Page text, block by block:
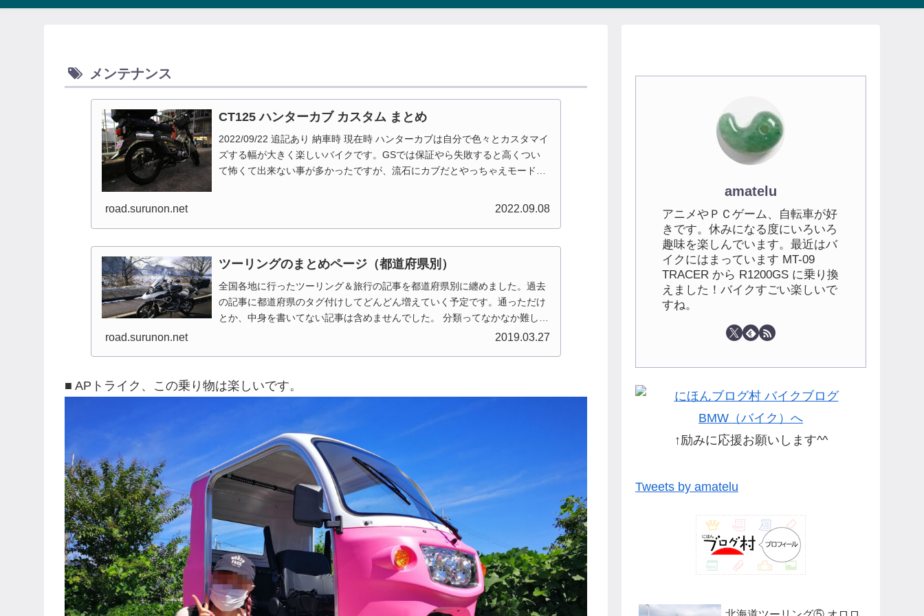
メンテナンス
CT125 ハンターカブ カスタム まとめ
2022/09/22 追記あり 納車時 現在時 ハンターカブは自分で色々とカスタマイ
ズする幅が大きく楽しいバイクです。GSでは保証やら失敗すると高くつい
て怖くて出来ない事が多かったですが、流石にカブだとやっちゃえモードに
road.surunon.net 2022.09.08
ツーリングのまとめページ（都道府県別）
全国各地に行ったツーリング＆旅行の記事を都道府県別に纏めました。過去
の記事に都道府県のタグ付けしてどんどん増えていく予定です。通っただけ
とか、中身を書いてない記事は含めませんでした。 分類ってなかなか難しい
road.surunon.net 2019.03.27
■ APトライク、この乗り物は楽しいです。
amatelu
アニメやＰＣゲーム、自転車が好
きです。休みになる度にいろいろ
趣味を楽しんでいます。最近はバ
イクにはまっています MT-09
TRACER から R1200GS に乗り換
えました！バイクすごい楽しいで
すね。
↑励みに応援お願いします^^
Tweets by amatelu